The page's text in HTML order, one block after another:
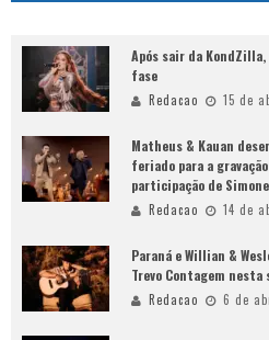
Após sair da
fase
Redacao 15 de
Matheus & Kauan
feriado para a
participação de
Redacao 14 de
Paraná e Willian &
Trevo Contagem
Redacao 6 de